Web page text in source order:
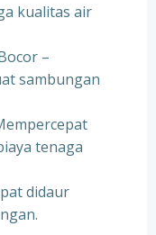
kualitas air
–
sambungan
tenaga
didaur